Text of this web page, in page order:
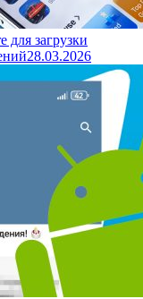
для загрузки
28.03.2026